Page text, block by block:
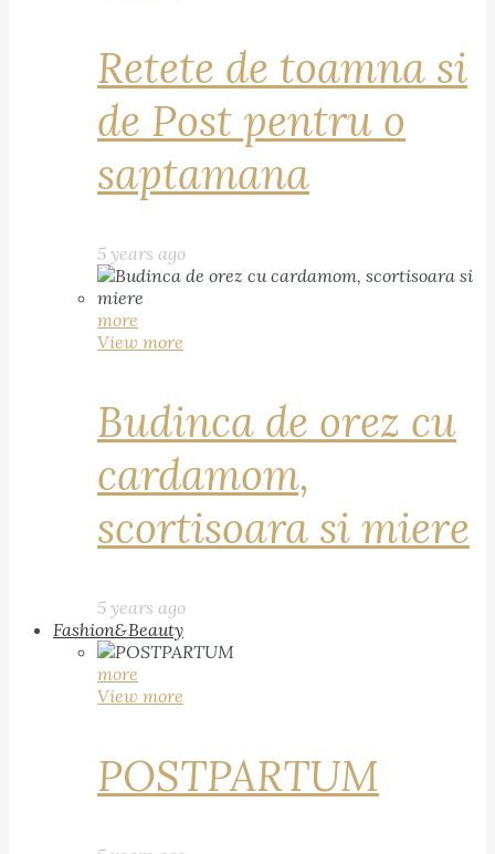
Retete de toamna si
de Post pentru o
saptamana
5 years ago
more
View more
Budinca de orez cu
cardamom,
scortisoara si miere
5 years ago
Fashion&Beauty
more
View more
POSTPARTUM